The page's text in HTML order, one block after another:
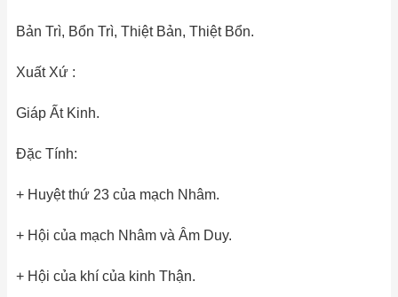
Bản Trì, Bổn Trì, Thiệt Bản, Thiệt Bổn.
Xuất Xứ :
Giáp Ất Kinh.
Đặc Tính:
+ Huyệt thứ 23 của mạch Nhâm.
+ Hội của mạch Nhâm và Âm Duy.
+ Hội của khí của kinh Thận.